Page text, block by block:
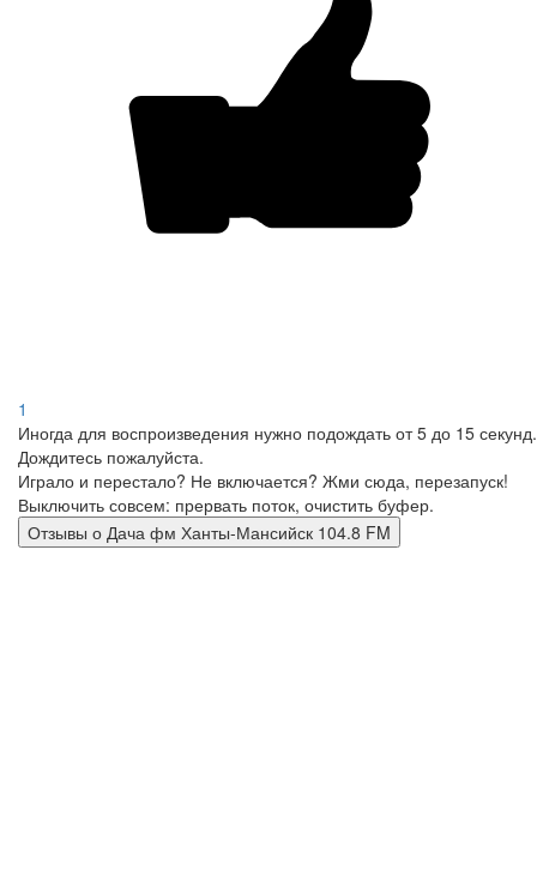
1
Иногда для воспроизведения нужно подождать от 5 до 15 секунд.
Дождитесь пожалуйста.
Играло и перестало? Не включается? Жми сюда, перезапуск!
Выключить совсем: прервать поток, очистить буфер.
Отзывы о Дача фм Ханты-Мансийск 104.8 FM